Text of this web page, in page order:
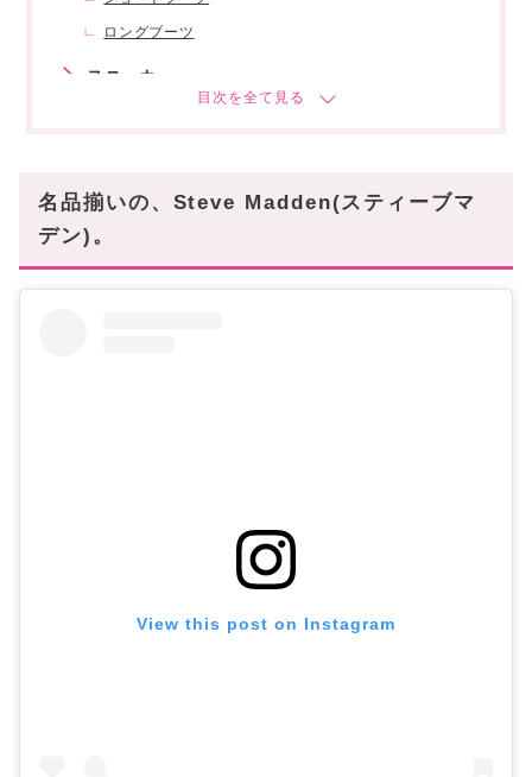
ロングブーツ
スニーカー
名品揃いの、Steve Madden(スティーブマ
デン)。
View this post on Instagram